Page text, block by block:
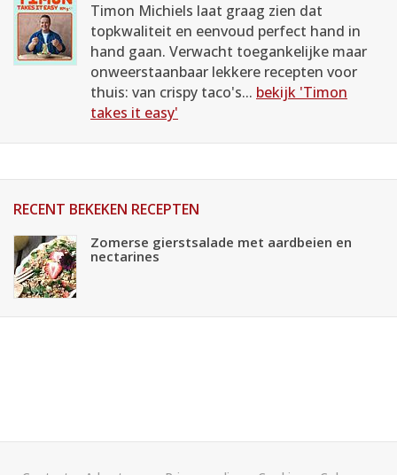
Timon Michiels laat graag zien dat
topkwaliteit en eenvoud perfect hand in
hand gaan. Verwacht toegankelijke maar
onweerstaanbaar lekkere recepten voor
thuis: van crispy taco's... bekijk 'Timon
takes it easy'
RECENT BEKEKEN RECEPTEN
Zomerse gierstsalade met aardbeien en
nectarines